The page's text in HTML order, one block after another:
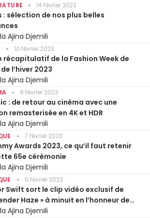
14 février 2023
: sélection de nos plus belles
Ajina Djemili
10 février 2023
récapitulatif de la Fashion Week de
l’hiver 2023
Ajina Djemili
8 février 2023
: de retour au cinéma avec une
remasterisée en 4K et HDR
Ajina Djemili
7 février 2023
Awards 2023, ce qu’il faut retenir
65e cérémonie
Ajina Djemili
6 février 2023
Swift sort le clip vidéo exclusif de
Haze » à minuit en l’honneur de
Midnights
Ajina Djemili